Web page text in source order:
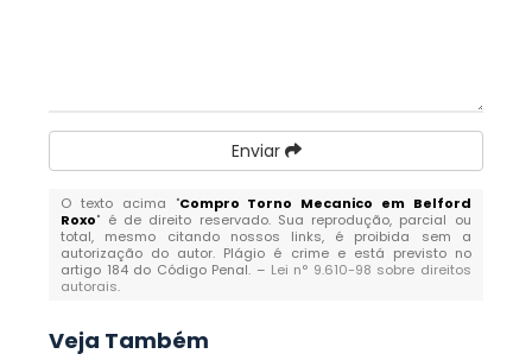
Enviar
O texto acima "Compro Torno Mecanico em Belford
Roxo" é de direito reservado. Sua reprodução, parcial ou
total, mesmo citando nossos links, é proibida sem a
autorização do autor. Plágio é crime e está previsto no
artigo 184 do Código Penal. – Lei n° 9.610-98 sobre direitos
autorais.
Veja Também